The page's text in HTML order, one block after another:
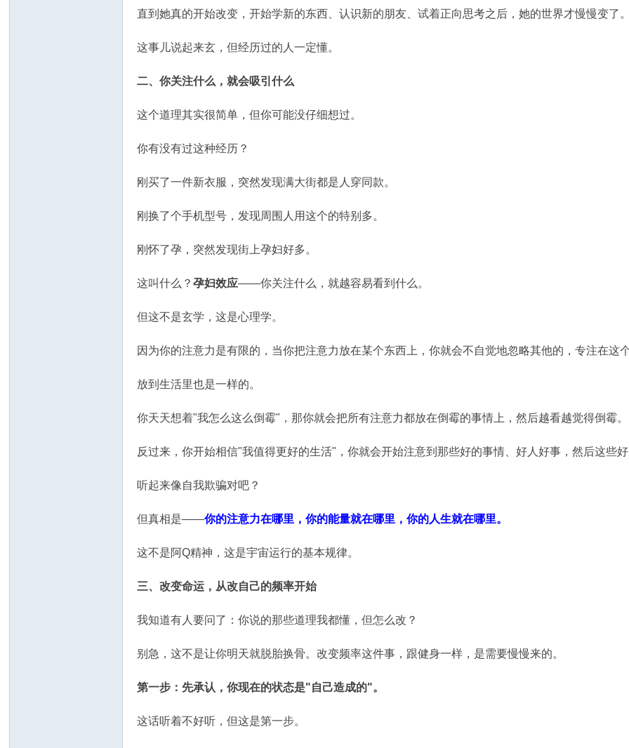
直到她真的开始改变，开始学新的东西、认识新的朋友、试着正向思考之后，她的世界才慢慢变了
这事儿说起来玄，但经历过的人一定懂。
二、你关注什么，就会吸引什么
这个道理其实很简单，但你可能没仔细想过。
你有没有过这种经历？
刚买了一件新衣服，突然发现满大街都是人穿同款。
刚换了个手机型号，发现周围人用这个的特别多。
刚怀了孕，突然发现街上孕妇好多。
这叫什么？孕妇效应——你关注什么，就越容易看到什么。
但这不是玄学，这是心理学。
因为你的注意力是有限的，当你把注意力放在某个东西上，你就会不自觉地忽略其他的，专注在这
放到生活里也是一样的。
你天天想着"我怎么这么倒霉"，那你就会把所有注意力都放在倒霉的事情上，然后越看越觉得倒霉。
反过来，你开始相信"我值得更好的生活"，你就会开始注意到那些好的事情、好人好事，然后这些
听起来像自我欺骗对吧？
但真相是——你的注意力在哪里，你的能量就在哪里，你的人生就在哪里。
这不是阿Q精神，这是宇宙运行的基本规律。
三、改变命运，从改自己的频率开始
我知道有人要问了：你说的那些道理我都懂，但怎么改？
别急，这不是让你明天就脱胎换骨。改变频率这件事，跟健身一样，是需要慢慢来的。
第一步：先承认，你现在的状态是"自己造成的"。
这话听着不好听，但这是第一步。